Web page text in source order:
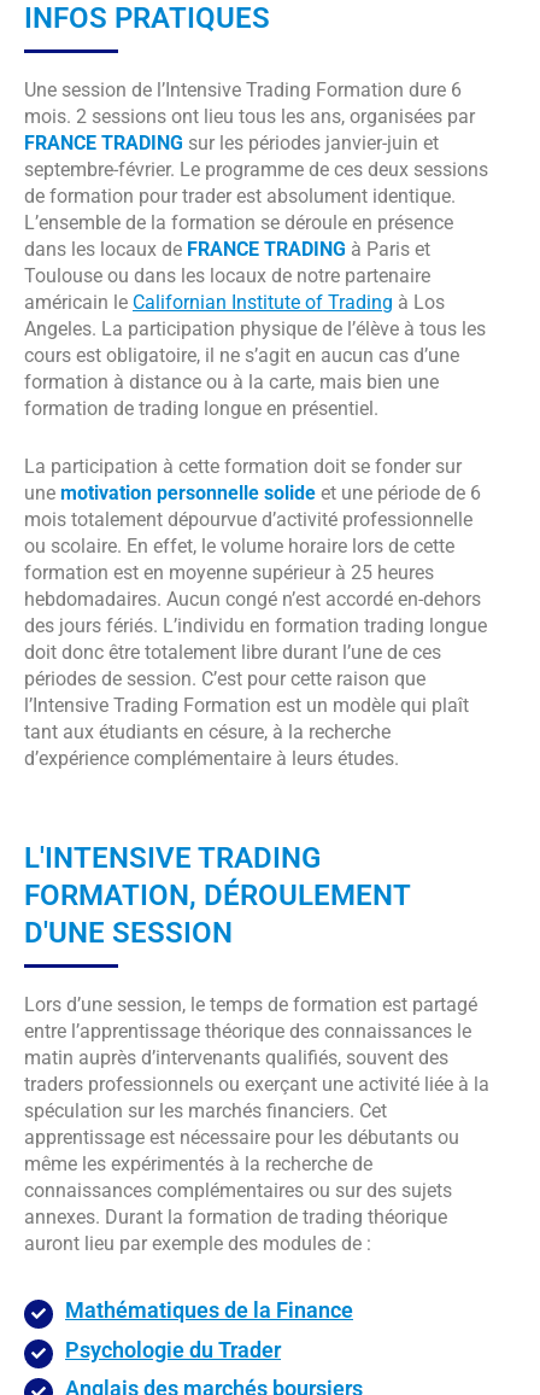
INFOS PRATIQUES
Une session de l’Intensive Trading Formation dure 6
mois. 2 sessions ont lieu tous les ans, organisées par
FRANCE TRADING sur les périodes janvier-juin et
septembre-février. Le programme de ces deux sessions
de formation pour trader est absolument identique.
L’ensemble de la formation se déroule en présence
dans les locaux de FRANCE TRADING à Paris et
Toulouse ou dans les locaux de notre partenaire
américain le Californian Institute of Trading à Los
Angeles. La participation physique de l’élève à tous les
cours est obligatoire, il ne s’agit en aucun cas d’une
formation à distance ou à la carte, mais bien une
formation de trading longue en présentiel.
La participation à cette formation doit se fonder sur
une motivation personnelle solide et une période de 6
mois totalement dépourvue d’activité professionnelle
ou scolaire. En effet, le volume horaire lors de cette
formation est en moyenne supérieur à 25 heures
hebdomadaires. Aucun congé n’est accordé en-dehors
des jours fériés. L’individu en formation trading longue
doit donc être totalement libre durant l’une de ces
périodes de session. C’est pour cette raison que
l’Intensive Trading Formation est un modèle qui plaît
tant aux étudiants en césure, à la recherche
d’expérience complémentaire à leurs études.
L'INTENSIVE TRADING
FORMATION, DÉROULEMENT
D'UNE SESSION
Lors d’une session, le temps de formation est partagé
entre l’apprentissage théorique des connaissances le
matin auprès d’intervenants qualifiés, souvent des
traders professionnels ou exerçant une activité liée à la
spéculation sur les marchés financiers. Cet
apprentissage est nécessaire pour les débutants ou
même les expérimentés à la recherche de
connaissances complémentaires ou sur des sujets
annexes. Durant la formation de trading théorique
auront lieu par exemple des modules de :
Mathématiques de la Finance
Psychologie du Trader
Anglais des marchés boursiers